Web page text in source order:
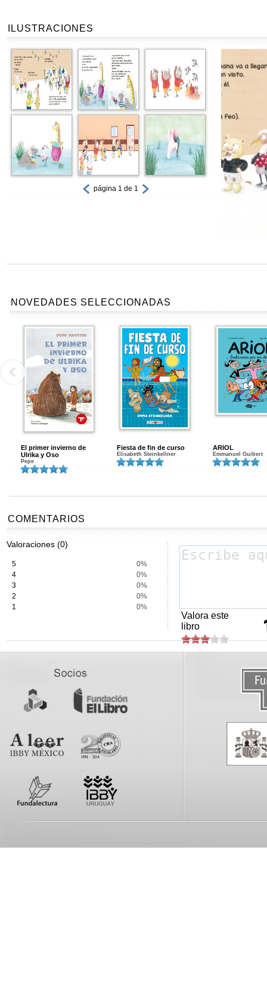
ILUSTRACIONES
página 1 de 1
NOVEDADES SELECCIONADAS
El primer invierno de
Ulrika y Oso
Pepe
Fiesta de fin de curso
Elisabeth Steinkellner
ARIOL
Emmanuel Guibert
COMENTARIOS
Valoraciones (0)
5
0%
4
0%
3
0%
2
0%
1
0%
Valora este
libro